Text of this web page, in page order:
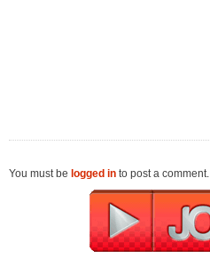
You must be logged in to post a comment.